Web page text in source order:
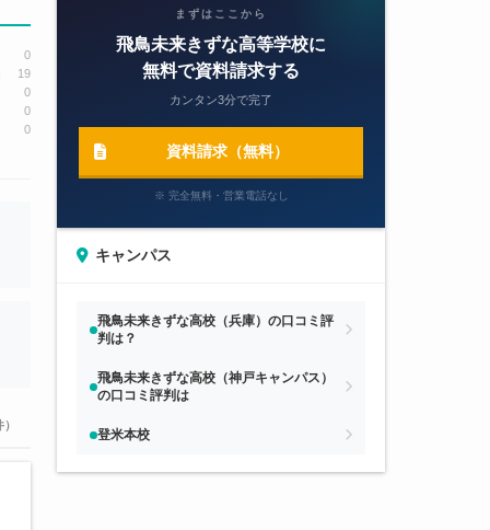
0
19
0
0
0
まずはここから
飛鳥未来きずな高等学校に
無料で資料請求する
カンタン3分で完了
資料請求（無料）
※ 完全無料・営業電話なし
キャンパス
飛鳥未来きずな高校（兵庫）の口コミ評
判は？
飛鳥未来きずな高校（神戸キャンパス）
の口コミ評判は
登米本校